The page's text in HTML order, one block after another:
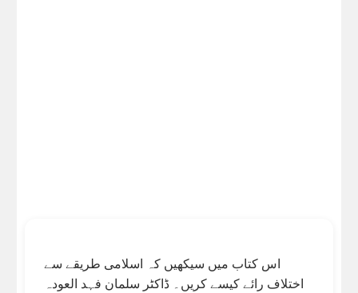
اس کتاب میں سیکھیں کہ اسلامی طریقے سے
اختلاف رائے کیسے کریں۔ ڈاکٹر سلمان فہد العودہ